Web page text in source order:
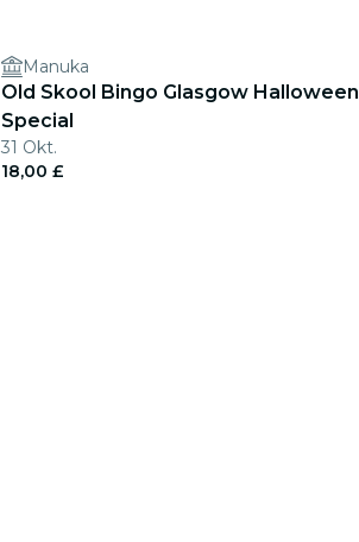
Manuka
Old Skool Bingo Glasgow Halloween
Special
31 Okt.
18,00 £